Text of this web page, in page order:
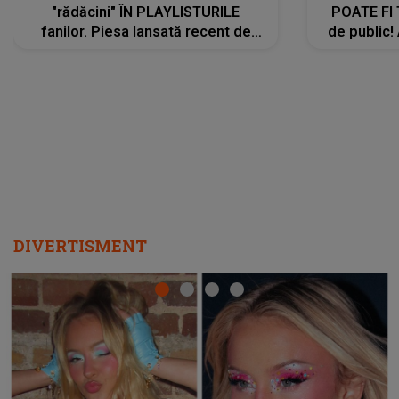
"rădăcini" ÎN PLAYLISTURILE
fanilor. Piesa lansată recent de
POATE FI
de public!
DIVERTISMENT